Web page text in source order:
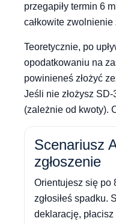
przegapiły termin 6
całkowite zwolnienie
Teoretycznie, po
opodatkowaniu na
powinieneś złożyć
Jeśli nie złożysz
(zależnie od kwoty).
Scenariusz
zgłoszenie
Orientujesz się po
zgłosiłeś spadku.
deklarację,